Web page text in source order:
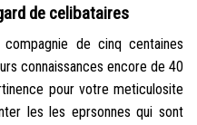
de celibataires
de cinq centaines
connaissances encore de 40
pour votre meticulosite
les les eprsonnes qui sont